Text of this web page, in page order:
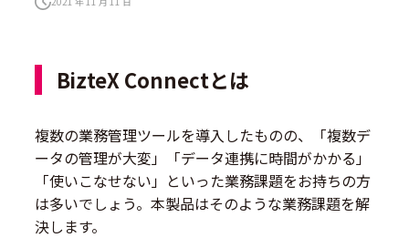
BizteX Connectとは
複数の業務管理ツールを導入したものの、「複数デ
ータの管理が大変」「データ連携に時間がかかる」
「使いこなせない」といった業務課題をお持ちの方
は多いでしょう。本製品はそのような業務課題を解
決します。